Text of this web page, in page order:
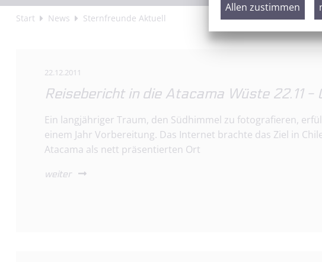
Start News Sternfreunde Aktuell
22.12.2011
Reisebericht in die Atacama Wüste 22.11 -
Ein langjähriger Traum, den Südhimmel zu fotografieren,
einem Jahr Vorbereitung. Das Internet brachte das Ziel in
Atacama als nett präsentierten Ort
weiter
Allen zustimmen